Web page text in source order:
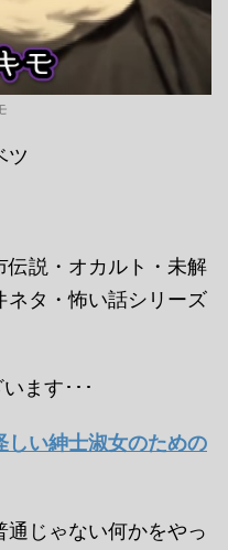
ツ
伝説・オカルト・未解
ネタ・怖い話シリーズ
ます･･･
しい紳士淑女のための
じゃない何かをやっ